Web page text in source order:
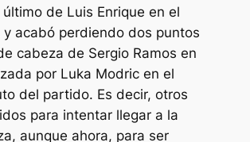
de Luis Enrique en el
y acabó perdiendo dos puntos
cabeza de Sergio Ramos en
por Luka Modric en el
del partido. Es decir, otros
para intentar llegar a la
aunque ahora, para ser